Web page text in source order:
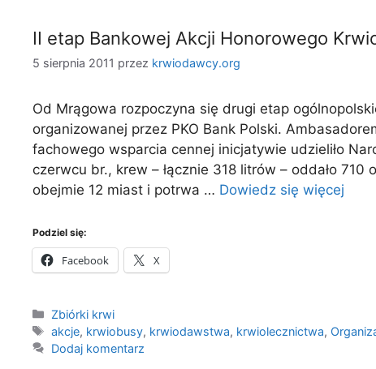
II etap Bankowej Akcji Honorowego
5 sierpnia 2011 przez krwiodawcy.org
Od Mrągowa rozpoczyna się drugi etap
organizowanej przez PKO Bank Polski.
fachowego wsparcia cennej inicjatywie udzieliło
czerwcu br., krew – łącznie 318 litrów – oddało
obejmie 12 miast i potrwa … Dowiedz się więcej
Podziel się:
Facebook X
Kategorie
Zbiórki krwi
Tagi
akcje, krwiobusy, krwiodawstwa, krwiolecznictwa,
Dodaj komentarz